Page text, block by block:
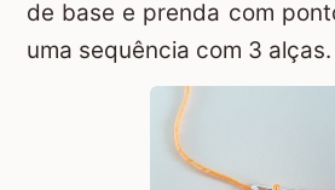
de base e prenda com
uma sequência com 3 alças.